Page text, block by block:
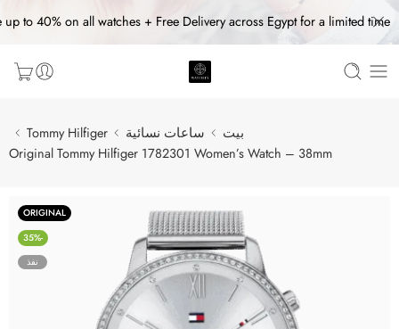
up to 40% on all watches + Free Delivery across Egypt for a limited time
بيت ساعات نسائية
Tommy Hilfiger
Original Tommy Hilfiger 1782301 Women’s Watch – 38mm
ORIGINAL
-35%
نفذ